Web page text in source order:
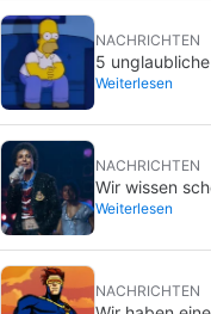
NACHRICHTEN
5
und die du im
Weiterlesen
NACHRICHTEN
Wir wissen
zwar früher,
Weiterlesen
NACHRICHTEN